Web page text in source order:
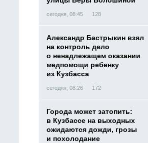
сегодня, 08:45 128
Александр Бастрыкин взял
на контроль дело
о ненадлежащем оказании
медпомощи ребенку
из Кузбасса
сегодня, 08:26 172
Города может затопить:
в Кузбассе на выходных
ожидаются дожди, грозы
и похолодание